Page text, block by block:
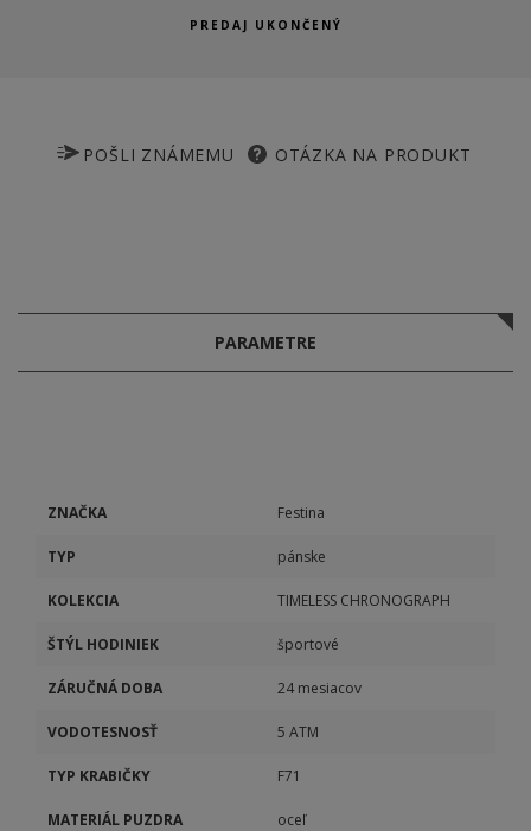
PREDAJ UKONČENÝ
POŠLI ZNÁMEMU OTÁZKA NA PRODUKT
PARAMETRE
ZNAČKA Festina
TYP pánske
KOLEKCIA TIMELESS CHRONOGRAPH
ŠTÝL HODINIEK športové
ZÁRUČNÁ DOBA 24 mesiacov
VODOTESNOSŤ 5 ATM
TYP KRABIČKY F71
MATERIÁL PUZDRA oceľ